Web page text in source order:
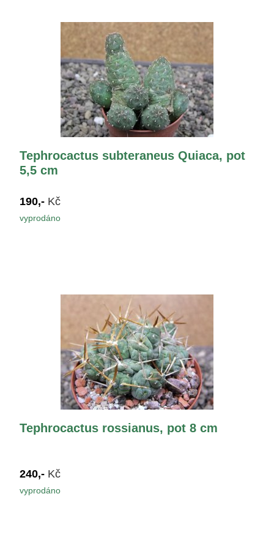
Tephrocactus subteraneus Quiaca, pot
5,5 cm
190,- Kč
vyprodáno
Tephrocactus rossianus, pot 8 cm
240,- Kč
vyprodáno